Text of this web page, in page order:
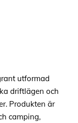
utformad
driftlägen och
Produkten är
camping,